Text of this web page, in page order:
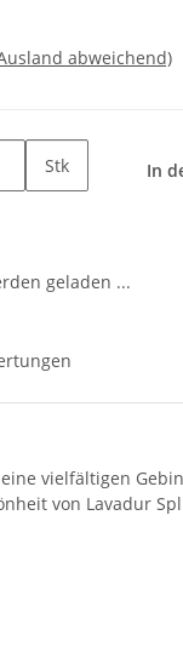
abweichend)
Stk In
geladen ...
vielfältigen
von Lavadur